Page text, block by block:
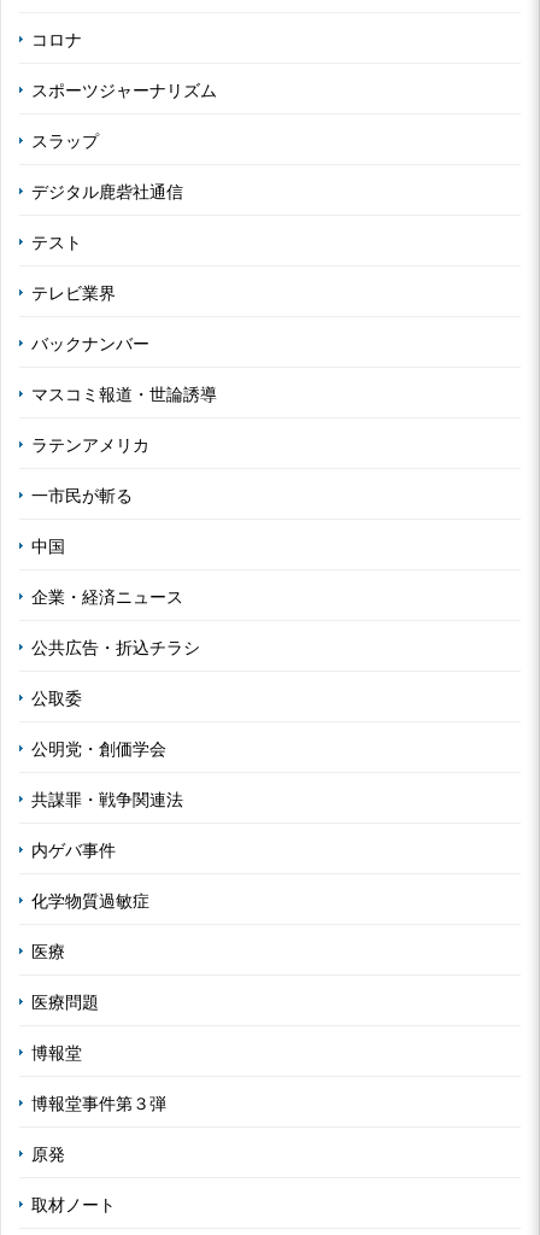
コロナ
スポーツジャーナリズム
スラップ
デジタル鹿砦社通信
テスト
テレビ業界
バックナンバー
マスコミ報道・世論誘導
ラテンアメリカ
一市民が斬る
中国
企業・経済ニュース
公共広告・折込チラシ
公取委
公明党・創価学会
共謀罪・戦争関連法
内ゲバ事件
化学物質過敏症
医療
医療問題
博報堂
博報堂事件第３弾
原発
取材ノート